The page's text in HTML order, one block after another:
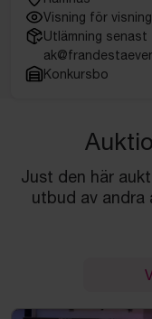
Visning för
Utlämning senast
Konkursbo
Just den här
utbud av andra